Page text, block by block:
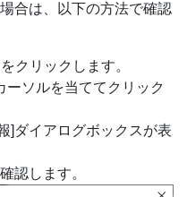
合は、以下の方法で確認
クリックします。
ソルを当ててクリック
]ダイアログボックスが表
認します。